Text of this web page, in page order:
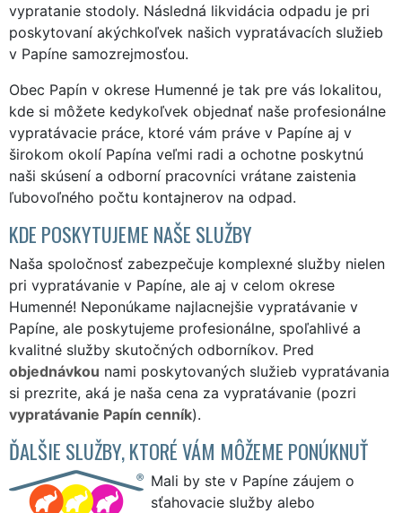
vypratanie stodoly. Následná likvidácia odpadu je pri
poskytovaní akýchkoľvek našich vypratávacích služieb
v Papíne samozrejmosťou.
Obec Papín v okrese Humenné je tak pre vás lokalitou,
kde si môžete kedykoľvek objednať naše profesionálne
vypratávacie práce, ktoré vám práve v Papíne aj v
širokom okolí Papína veľmi radi a ochotne poskytnú
naši skúsení a odborní pracovníci vrátane zaistenia
ľubovoľného počtu kontajnerov na odpad.
KDE POSKYTUJEME NAŠE SLUŽBY
Naša spoločnosť zabezpečuje komplexné služby nielen
pri vypratávanie v Papíne, ale aj v celom okrese
Humenné! Neponúkame najlacnejšie vypratávanie v
Papíne, ale poskytujeme profesionálne, spoľahlivé a
kvalitné služby skutočných odborníkov. Pred
objednávkou nami poskytovaných služieb vypratávania
si prezrite, aká je naša cena za vypratávanie (pozri
vypratávanie Papín cenník).
ĎALŠIE SLUŽBY, KTORÉ VÁM MÔŽEME PONÚKNUŤ
Mali by ste v Papíne záujem o
sťahovacie služby alebo